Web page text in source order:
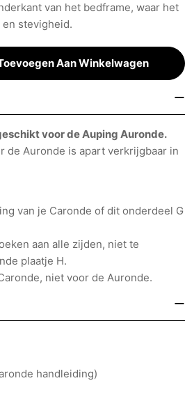
van het bedframe, waar het
stevigheid.
Voor Auping Caronde
Aantal Voor Auping Caronde
Aan Winkelwagen
voor de Auping Auronde.
de Auronde is apart verkrijgbaar in
van je Caronde of dit onderdeel G
aan alle zijden, niet te
plaatje H.
niet voor de Auronde.
handleiding)